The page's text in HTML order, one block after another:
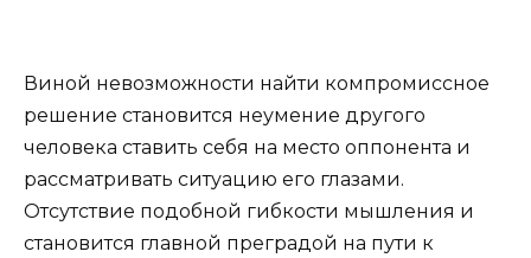
Виной невозможности найти компромиссное
решение становится неумение другого
человека ставить себя на место оппонента и
рассматривать ситуацию его глазами.
Отсутствие подобной гибкости мышления и
становится главной преградой на пути к